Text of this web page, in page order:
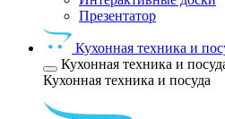
Презентатор
Кухонная техника и
Кухонная техника и
Кухонная техника и посуда